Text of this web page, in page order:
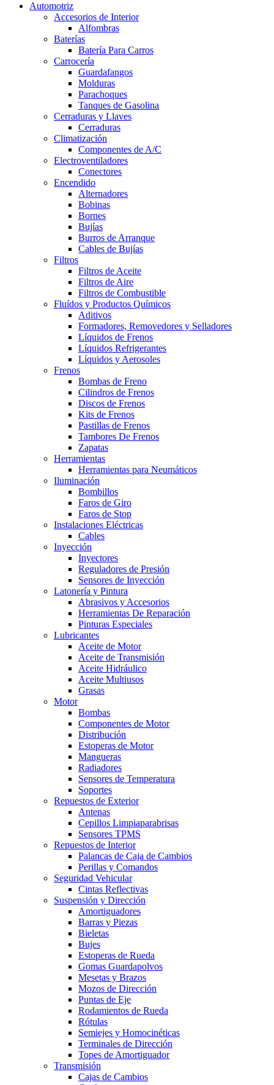
Automotriz
Accesorios de Interior
Alfombras
Baterías
Batería Para Carros
Carrocería
Guardafangos
Molduras
Parachoques
Tanques de Gasolina
Cerraduras y Llaves
Cerraduras
Climatización
Componentes de A/C
Electroventiladores
Conectores
Encendido
Alternadores
Bobinas
Bornes
Bujías
Burros de Arranque
Cables de Bujías
Filtros
Filtros de Aceite
Filtros de Aire
Filtros de Combustible
Fluídos y Productos Químicos
Aditivos
Formadores, Removedores y Selladores
Líquidos de Frenos
Líquidos Refrigerantes
Líquidos y Aerosoles
Frenos
Bombas de Freno
Cilindros de Frenos
Discos de Frenos
Kits de Frenos
Pastillas de Frenos
Tambores De Frenos
Zapatas
Herramientas
Herramientas para Neumáticos
Iluminación
Bombillos
Faros de Giro
Faros de Stop
Instalaciones Eléctricas
Cables
Inyección
Inyectores
Reguladores de Presión
Sensores de Inyección
Latonería y Pintura
Abrasivos y Accesorios
Herramientas De Reparación
Pinturas Especiales
Lubricantes
Aceite de Motor
Aceite de Transmisión
Aceite Hidráulico
Aceite Multiusos
Grasas
Motor
Bombas
Componentes de Motor
Distribución
Estoperas de Motor
Mangueras
Radiadores
Sensores de Temperatura
Soportes
Repuestos de Exterior
Antenas
Cepillos Limpiaparabrisas
Sensores TPMS
Repuestos de Interior
Palancas de Caja de Cambios
Perillas y Comandos
Seguridad Vehicular
Cintas Reflectivas
Suspensión y Dirección
Amortiguadores
Barras y Piezas
Bieletas
Bujes
Estoperas de Rueda
Gomas Guardapolvos
Mesetas y Brazos
Mozos de Dirección
Puntas de Eje
Rodamientos de Rueda
Rótulas
Semiejes y Homocinéticas
Terminales de Dirección
Topes de Amortiguador
Transmisión
Cajas de Cambios